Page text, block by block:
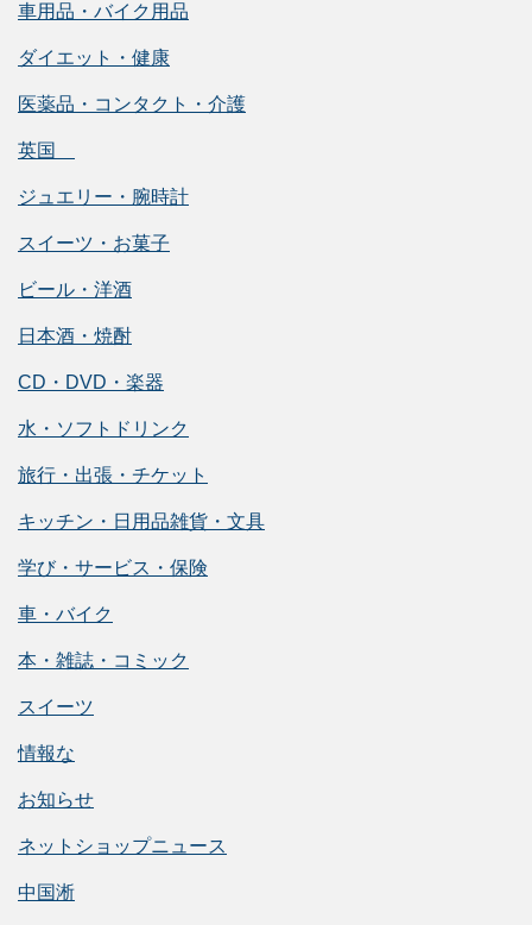
車用品・バイク用品
ダイエット・健康
医薬品・コンタクト・介護
英国
ジュエリー・腕時計
スイーツ・お菓子
ビール・洋酒
日本酒・焼酎
CD・DVD・楽器
水・ソフトドリンク
旅行・出張・チケット
キッチン・日用品雑貨・文具
学び・サービス・保険
車・バイク
本・雑誌・コミック
スイーツ
情報な
お知らせ
ネットショップニュース
中国淅